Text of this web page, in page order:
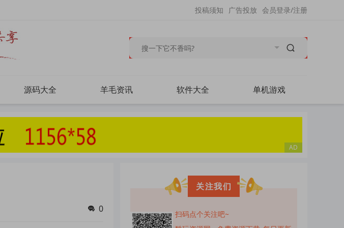
会员登录/注册
广告投放
投稿须知
源码大全 羊毛资讯 软件大全 单机游戏
0
关注我们
扫码点个关注吧~